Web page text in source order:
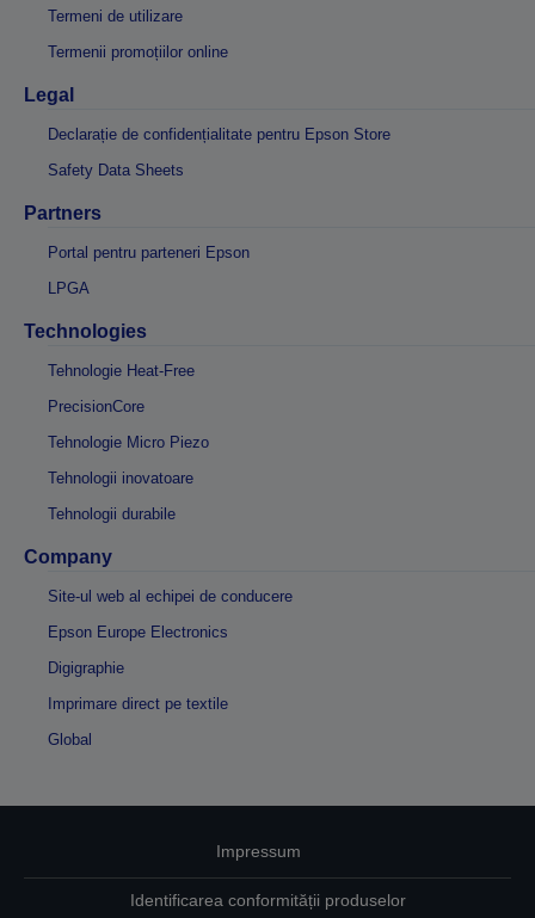
Termeni de utilizare
Termenii promoțiilor online
Legal
Declarație de confidențialitate pentru Epson Store
Safety Data Sheets
Partners
Portal pentru parteneri Epson
LPGA
Technologies
Tehnologie Heat-Free
PrecisionCore
Tehnologie Micro Piezo
Tehnologii inovatoare
Tehnologii durabile
Company
Site-ul web al echipei de conducere
Epson Europe Electronics
Digigraphie
Imprimare direct pe textile
Global
Impressum
Identificarea conformității produselor